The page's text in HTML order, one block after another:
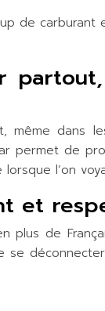
de
dans
permet de
l’on
et
de